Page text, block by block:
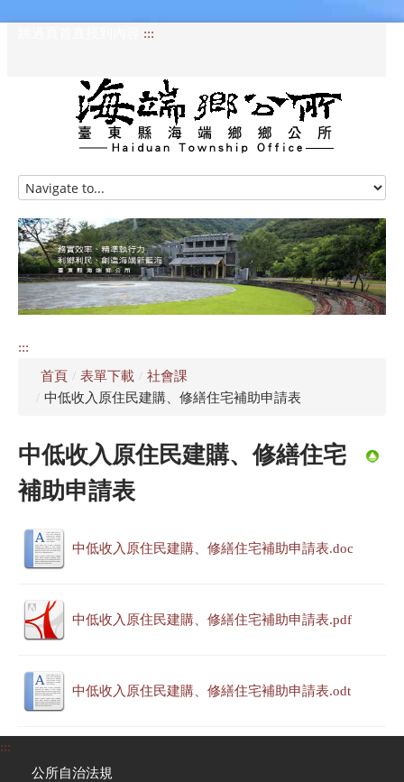
:::
HOME
訊息專區
認識海端
公所介紹
資訊公開專區
:::
首頁 / 表單下載 / 社會課
/ 中低收入原住民建購、修繕住宅補助申請表
中低收入原住民建購、修繕住宅
補助申請表
中低收入原住民建購、修繕住宅補助申請表.doc
中低收入原住民建購、修繕住宅補助申請表.pdf
中低收入原住民建購、修繕住宅補助申請表.odt
:::
公所自治法規